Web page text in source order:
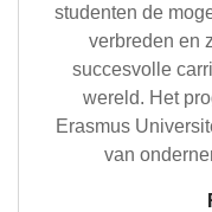
studenten de
verbreden en
succesvolle
wereld. Het
Erasmus
van